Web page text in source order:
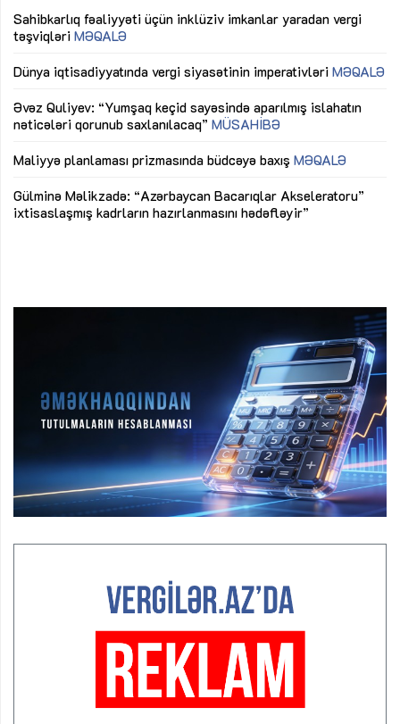
Sahibkarlıq fəaliyyəti üçün inklüziv imkanlar yaradan vergi
təşviqləri MƏQALƏ
Dünya iqtisadiyyatında vergi siyasətinin imperativləri MƏQALƏ
Əvəz Quliyev: “Yumşaq keçid sayəsində aparılmış islahatın
nəticələri qorunub saxlanılacaq” MÜSAHİBƏ
Maliyyə planlaması prizmasında büdcəyə baxış MƏQALƏ
Gülminə Məlikzadə: “Azərbaycan Bacarıqlar Akseleratoru”
ixtisaslaşmış kadrların hazırlanmasını hədəfləyir”